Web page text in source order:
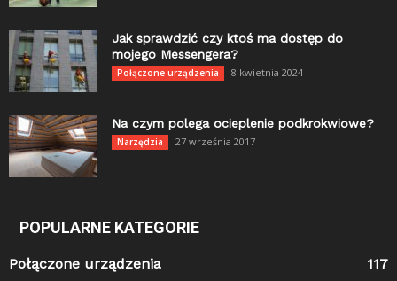
Jak sprawdzić czy ktoś ma dostęp do
mojego Messengera?
Połączone urządzenia 8 kwietnia 2024
Na czym polega ocieplenie podkrokwiowe?
Narzędzia 27 września 2017
POPULARNE KATEGORIE
Połączone urządzenia
117